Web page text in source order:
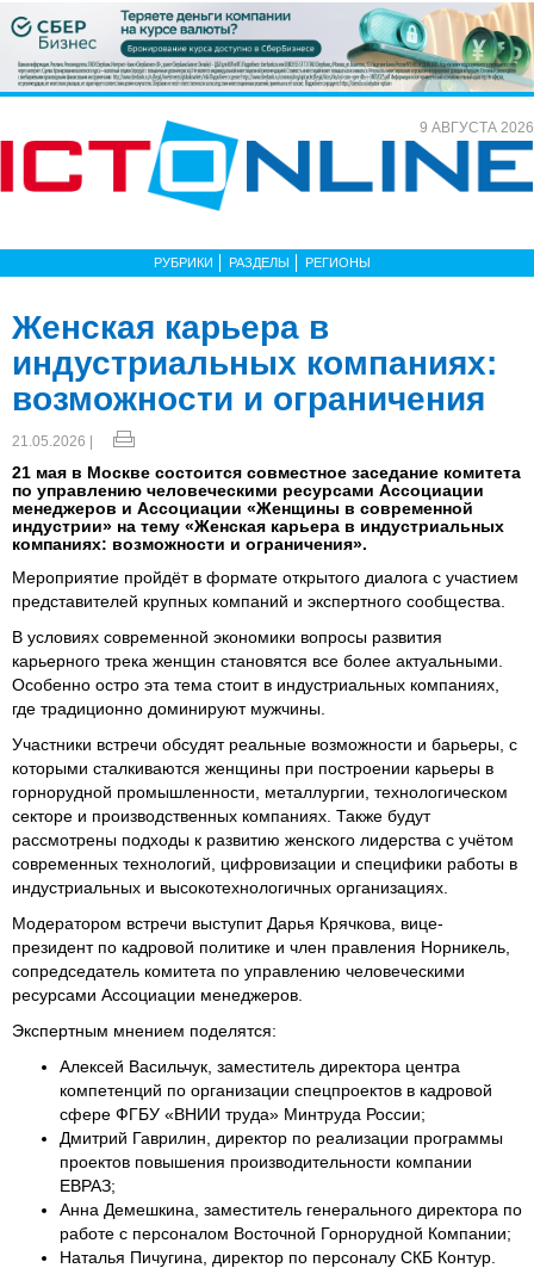
9 АВГУСТА 2026
РУБРИКИ РАЗДЕЛЫ РЕГИОНЫ
Женская карьера в
индустриальных компаниях:
возможности и ограничения
21.05.2026 |
21 мая в Москве состоится совместное заседание комитета
по управлению человеческими ресурсами Ассоциации
менеджеров и Ассоциации «Женщины в современной
индустрии» на тему «Женская карьера в индустриальных
компаниях: возможности и ограничения».
Мероприятие пройдёт в формате открытого диалога с участием
представителей крупных компаний и экспертного сообщества.
В условиях современной экономики вопросы развития
карьерного трека женщин становятся все более актуальными.
Особенно остро эта тема стоит в индустриальных компаниях,
где традиционно доминируют мужчины.
Участники встречи обсудят реальные возможности и барьеры, с
которыми сталкиваются женщины при построении карьеры в
горнорудной промышленности, металлургии, технологическом
секторе и производственных компаниях. Также будут
рассмотрены подходы к развитию женского лидерства с учётом
современных технологий, цифровизации и специфики работы в
индустриальных и высокотехнологичных организациях.
Модератором встречи выступит Дарья Крячкова, вице-
президент по кадровой политике и член правления Норникель,
сопредседатель комитета по управлению человеческими
ресурсами Ассоциации менеджеров.
Экспертным мнением поделятся:
Алексей Васильчук, заместитель директора центра
компетенций по организации спецпроектов в кадровой
сфере ФГБУ «ВНИИ труда» Минтруда России;
Дмитрий Гаврилин, директор по реализации программы
проектов повышения производительности компании
ЕВРАЗ;
Анна Демешкина, заместитель генерального директора по
работе с персоналом Восточной Горнорудной Компании;
Наталья Пичугина, директор по персоналу СКБ Контур.